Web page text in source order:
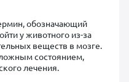
обозначающий
у животного из-за
веществ в мозге.
состоянием,
лечения.